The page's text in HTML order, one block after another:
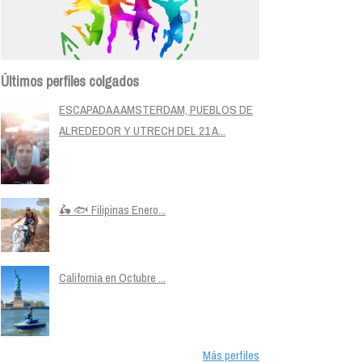
Últimos perfiles colgados
ESCAPADA A AMSTERDAM, PUEBLOS DE
ALREDEDOR Y UTRECH DEL 21 A...
🛵 🐟 Filipinas Enero...
California en Octubre ...
Más perfiles